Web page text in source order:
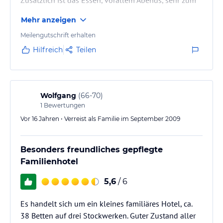
verbindlichenAngebotsdetails
Freundliches Personal und Saubere Zimmer noch
dazu!
Mehr anzeigen
Meilengutschrift erhalten
Hilfreich Teilen
Wolfgang (66-70)
1 Bewertungen
Vor 16 Jahren • Verreist als Familie im September 2009
Besonders freundliches gepflegte
Familienhotel
5,6 / 6
Es handelt sich um ein kleines familiäres Hotel, ca.
38 Betten auf drei Stockwerken. Guter Zustand aller